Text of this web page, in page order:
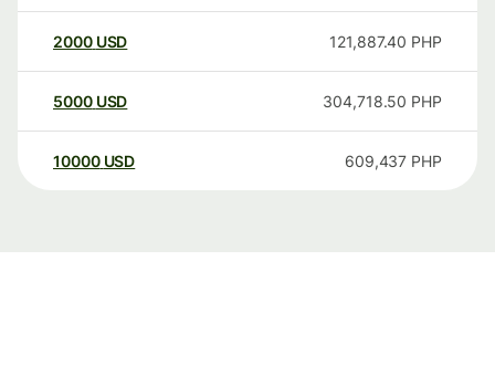
2000 USD 121,887.40 PHP
5000 USD 304,718.50 PHP
10000 USD 609,437 PHP